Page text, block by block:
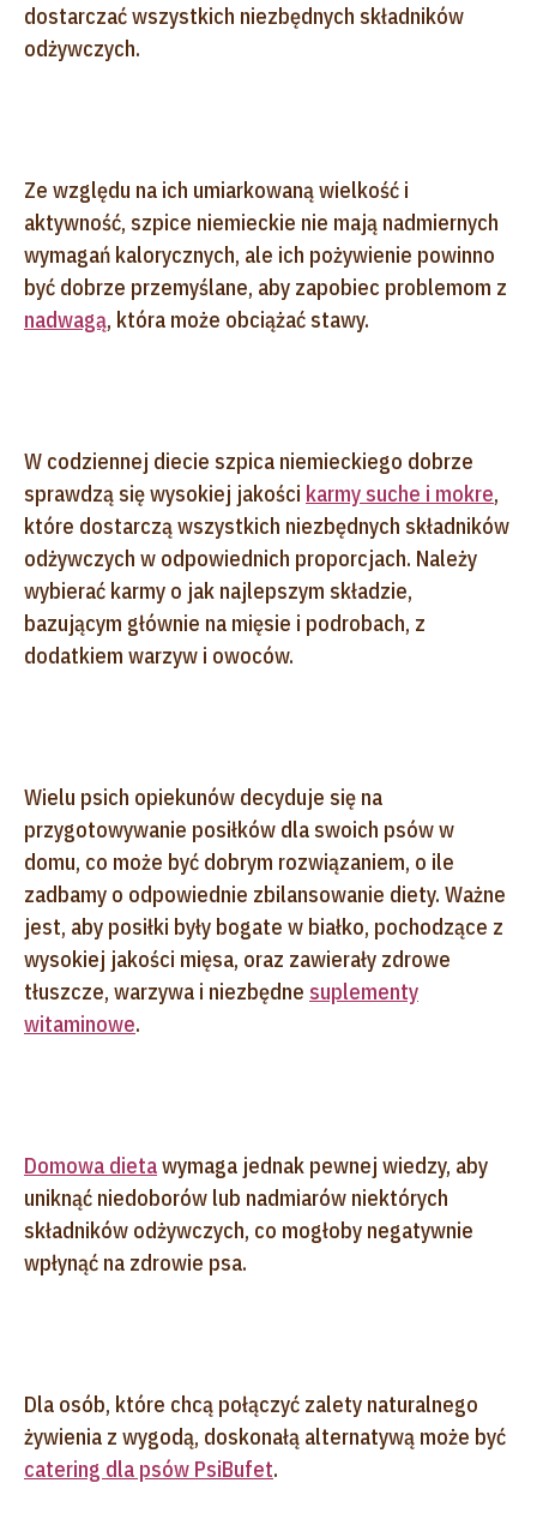
dostarczać wszystkich niezbędnych składników
odżywczych.
Ze względu na ich umiarkowaną wielkość i
aktywność, szpice niemieckie nie mają nadmiernych
wymagań kalorycznych, ale ich pożywienie powinno
być dobrze przemyślane, aby zapobiec problemom z
nadwagą, która może obciążać stawy.
W codziennej diecie szpica niemieckiego dobrze
sprawdzą się wysokiej jakości karmy suche i mokre,
które dostarczą wszystkich niezbędnych składników
odżywczych w odpowiednich proporcjach. Należy
wybierać karmy o jak najlepszym składzie,
bazującym głównie na mięsie i podrobach, z
dodatkiem warzyw i owoców.
Wielu psich opiekunów decyduje się na
przygotowywanie posiłków dla swoich psów w
domu, co może być dobrym rozwiązaniem, o ile
zadbamy o odpowiednie zbilansowanie diety. Ważne
jest, aby posiłki były bogate w białko, pochodzące z
wysokiej jakości mięsa, oraz zawierały zdrowe
tłuszcze, warzywa i niezbędne suplementy
witaminowe.
Domowa dietawymaga jednak pewnej wiedzy, aby
uniknąć niedoborów lub nadmiarów niektórych
składników odżywczych, co mogłoby negatywnie
wpłynąć na zdrowie psa.
Dla osób, które chcą połączyć zalety naturalnego
żywienia z wygodą, doskonałą alternatywą może być
catering dla psów PsiBufet.